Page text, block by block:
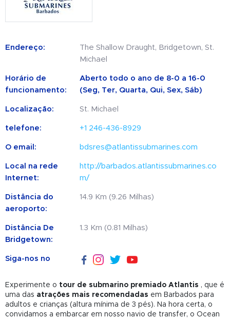
Endereço:
The Shallow Draught, Bridgetown, St.
Michael
Horário de
funcionamento:
Aberto todo o ano de 8-0 a 16-0
(Seg, Ter, Quarta, Qui, Sex, Sáb)
Localização: St. Michael
telefone: +1 246-436-8929
O email: bdsres@atlantissubmarines.com
Local na rede
Internet:
http://barbados.atlantissubmarines.co
m/
Distância do
aeroporto:
14.9 Km (9.26 Milhas)
Distância De
Bridgetown:
1.3 Km (0.81 Milhas)
Siga-nos no
Experimente o tour de submarino premiado Atlantis , que é
uma das atrações mais recomendadas em Barbados para
adultos e crianças (altura mínima de 3 pés). Na hora certa, o
convidamos a embarcar em nosso navio de transfer, o Ocean